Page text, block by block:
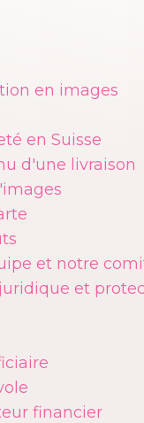
en images
en Suisse
d'une livraison
et notre
et
financier